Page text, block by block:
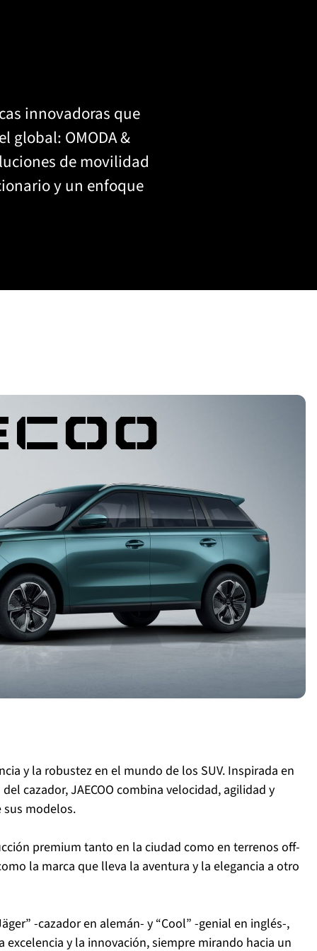
innovadoras que
global: OMODA &
de movilidad
y un enfoque
y la robustez en el mundo de los SUV. Inspirada en
cazador, JAECOO combina velocidad, agilidad y
sus modelos.
premium tanto en la ciudad como en terrenos off-
la marca que lleva la aventura y la elegancia a otro
-cazador en alemán- y “Cool” -genial en inglés-,
excelencia y la innovación, siempre mirando hacia un